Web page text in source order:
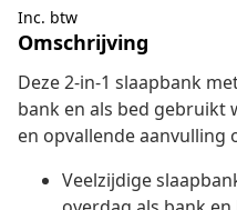
Inc. btw
Omschrijving
Deze 2-in-1 slaapbank
bank en als bed gebruikt
en opvallende aanvulling
Veelzijdige